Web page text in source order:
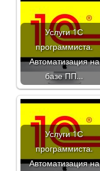
Услуги 1С
программиста.
Автоматизация на
базе ПП…
Услуги 1С
программиста.
Автоматизация на